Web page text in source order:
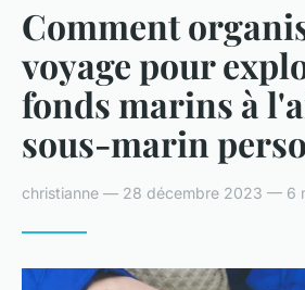
Comment
voyage pour
fonds marins à
sous-marin
christianne — 28 décembre 2023 — 6